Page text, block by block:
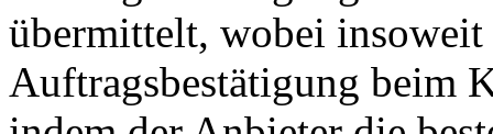
übermittelt, wobei insoweit
Auftragsbestätigung beim